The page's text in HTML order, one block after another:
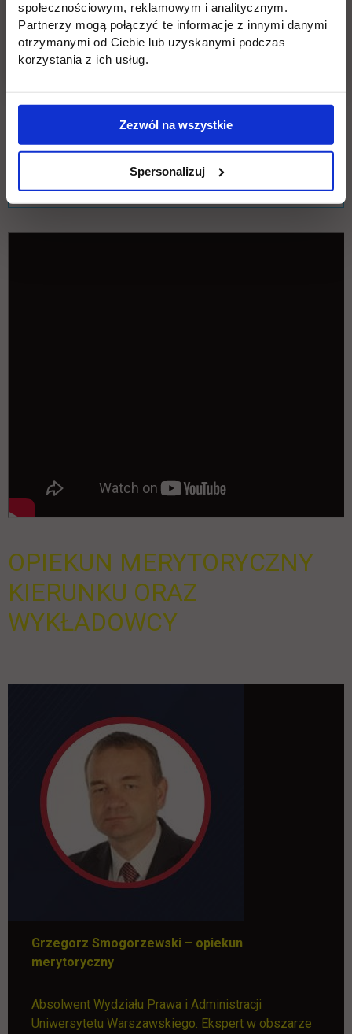
społecznościowym, reklamowym i analitycznym.
Partnerzy mogą połączyć te informacje z innymi danymi
otrzymanymi od Ciebie lub uzyskanymi podczas
korzystania z ich usług.
Zezwól na wszystkie
Spersonalizuj
INFORMACJE PODSTAWOWE
INFORMACJE OGÓLNE
WARUNKI UKOŃCZENIA STUDIÓW
PODYPLOMOWYCH NA KIERUNKU AGENT
CELNY
OPIEKUN MERYTORYCZNY
KIERUNKU ORAZ
WYKŁADOWCY
Grzegorz Smogorzewski – opiekun
merytoryczny
Absolwent Wydziału Prawa i Administracji
Uniwersytetu Warszawskiego. Ekspert w obszarze